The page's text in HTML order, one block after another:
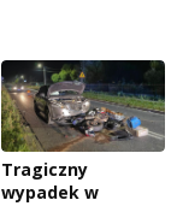
Tragiczny
wypadek w